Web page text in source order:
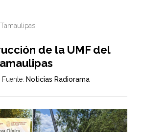
Tamaulipas
de la UMF del
Fuente: Noticias Radiorama